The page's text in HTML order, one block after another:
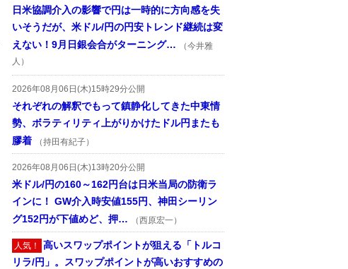
日米協調介入の影響で円は一時的に方向感を失
いそうだが、米ドル/円の円安トレンド継続は変
えない！9月日銀会合がターニング…
（今井雅
人）
2026年08月06日(木)15時29分公開
それぞれの解釈でもって鎮静化してきた中東情
勢、ボラティリティ上がりかけたドル円またも
膠着
（持田有紀子）
2026年08月06日(木)13時20分公開
米ドル/円の160～162円台は日米当局の防衛ラ
インに！ GW介入時安値155円、神田シーリン
グ152円が下値めど、押…
（西原宏一）
人気！ 高いスワップポイントが狙える「トルコ
リラ/円」。スワップポイントが高いおすすめの